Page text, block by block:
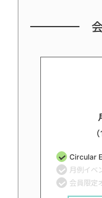
Circular
月例イベ
会員限定